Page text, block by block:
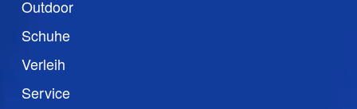
Outdoor
Schuhe
Verleih
Service